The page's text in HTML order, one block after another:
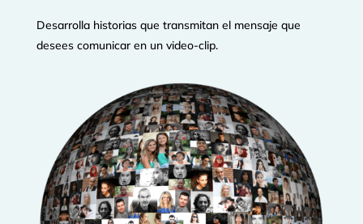
Desarrolla historias que transmitan el mensaje que
desees comunicar en un video-clip.